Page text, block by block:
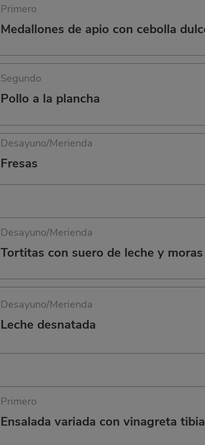
Primero
Medallones de apio con cebolla
Segundo
Pollo a la plancha
Desayuno/Merienda
Fresas
Desayuno/Merienda
Tortitas con suero de leche y moras
Desayuno/Merienda
Leche desnatada
Primero
Ensalada variada con vinagreta tibia